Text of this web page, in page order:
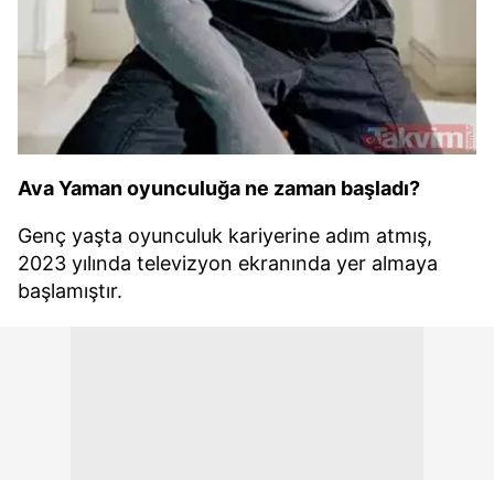
Ava Yaman oyunculuğa ne zaman başladı?
Genç yaşta oyunculuk kariyerine adım atmış,
2023 yılında televizyon ekranında yer almaya
başlamıştır.